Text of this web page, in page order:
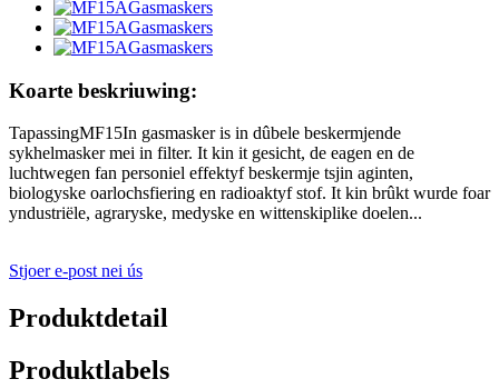
Koarte beskriuwing:
TapassingMF15In gasmasker is in dûbele beskermjende
sykhelmasker mei in filter. It kin it gesicht, de eagen en de
luchtwegen fan personiel effektyf beskermje tsjin aginten,
biologyske oarlochsfiering en radioaktyf stof. It kin brûkt wurde foar
yndustriële, agraryske, medyske en wittenskiplike doelen...
Stjoer e-post nei ús
Produktdetail
Produktlabels